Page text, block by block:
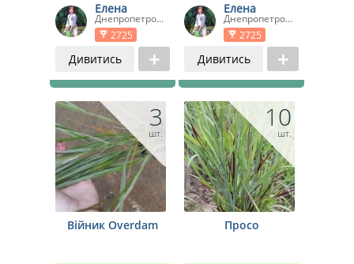
Елена
Днепропетро...
2725
Дивитись
Елена
Днепропетро...
2725
Дивитись
3
шт.
Війник Overdam
10
шт.
Просо